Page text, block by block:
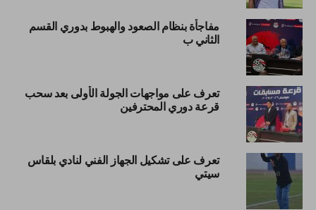
مفاجأة بنظام الصعود والهبوط بدوري القسم
الثاني ب
تعرف على مواجهات الجولة الأولى بعد سحب
قرعة دوري المحترفين
تعرف على تشكيل الجهاز الفني لنادي بلقاس
سيتي